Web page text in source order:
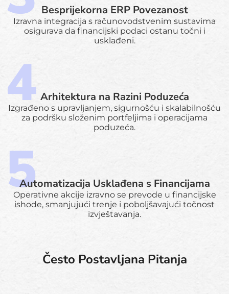
Besprijekorna ERP Povezanost
Izravna integracija s računovodstvenim sustavima
osigurava da financijski podaci ostanu točni i
usklađeni.
Arhitektura na Razini Poduzeća
Izgrađeno s upravljanjem, sigurnošću i skalabilnošću
za podršku složenim portfeljima i operacijama
poduzeća.
Automatizacija Usklađena s Financijama
Operativne akcije izravno se prevode u financijske
ishode, smanjujući trenje i poboljšavajući točnost
izvještavanja.
Često Postavljana Pitanja